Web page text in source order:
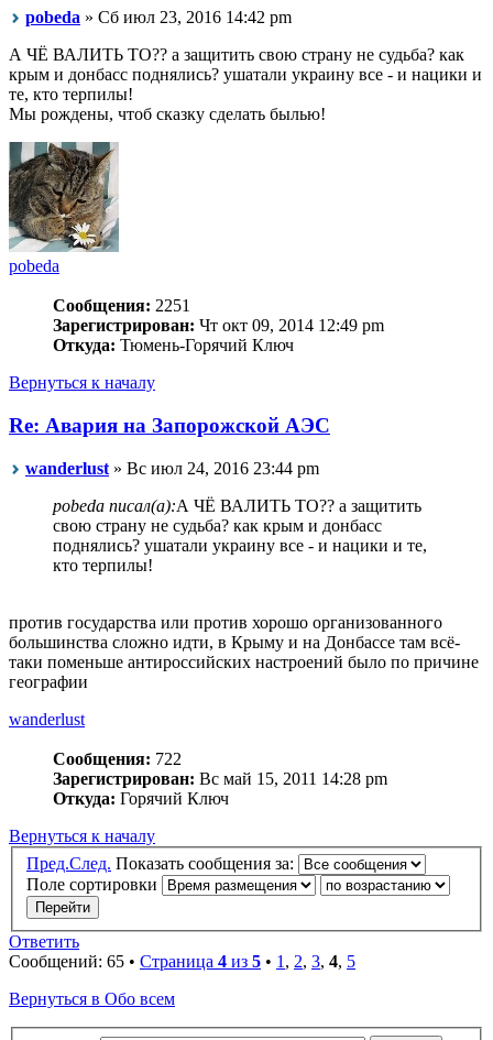
pobeda » Сб июл 23, 2016 14:42 pm
А ЧЁ ВАЛИТЬ ТО?? а защитить свою страну не судьба? как
крым и донбасс поднялись? ушатали украину все - и нацики и
те, кто терпилы!
Мы рождены, чтоб сказку сделать былью!
pobeda
Сообщения: 2251
Зарегистрирован: Чт окт 09, 2014 12:49 pm
Откуда: Тюмень-Горячий Ключ
Вернуться к началу
Re: Авария на Запорожской АЭС
wanderlust » Вс июл 24, 2016 23:44 pm
pobeda писал(а):А ЧЁ ВАЛИТЬ ТО?? а защитить
свою страну не судьба? как крым и донбасс
поднялись? ушатали украину все - и нацики и те,
кто терпилы!
против государства или против хорошо организованного
большинства сложно идти, в Крыму и на Донбассе там всё-
таки поменьше антироссийских настроений было по причине
географии
wanderlust
Сообщения: 722
Зарегистрирован: Вс май 15, 2011 14:28 pm
Откуда: Горячий Ключ
Вернуться к началу
Пред.След. Показать сообщения за:
Поле сортировки
Ответить
Сообщений: 65 • Страница 4 из 5 • 1, 2, 3, 4, 5
Вернуться в Обо всем